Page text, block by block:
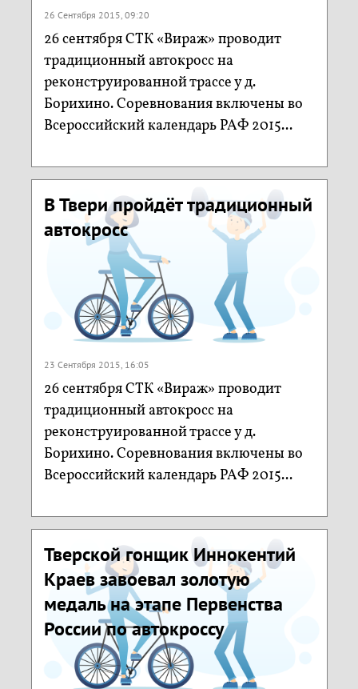
26 Сентября 2015, 09:20
26 сентября СТК «Вираж» проводит
традиционный автокросс на
реконструированной трассе у д.
Борихино. Соревнования включены во
Всероссийский календарь РАФ 2015...
В Твери пройдёт традиционный
автокросс
23 Сентября 2015, 16:05
26 сентября СТК «Вираж» проводит
традиционный автокросс на
реконструированной трассе у д.
Борихино. Соревнования включены во
Всероссийский календарь РАФ 2015...
Тверской гонщик Иннокентий
Краев завоевал золотую
медаль на этапе Первенства
России по автокроссу